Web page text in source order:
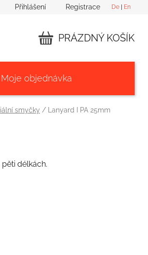
De| En
Přihlášení Registrace
KOŠÍK
PRÁZDNÝ KOŠÍK
Moje objednávka
smyčky / Lanyard I PA 25mm
délkách.